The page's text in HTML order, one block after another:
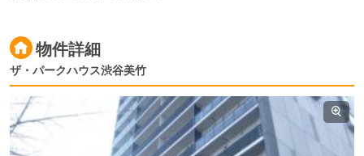
物件詳細
ザ・パークハウス渋谷美竹